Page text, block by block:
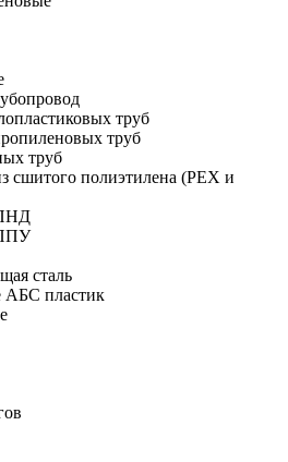
труб
труб
труб
сшитого полиэтилена (PEX и
сталь
АБС пластик